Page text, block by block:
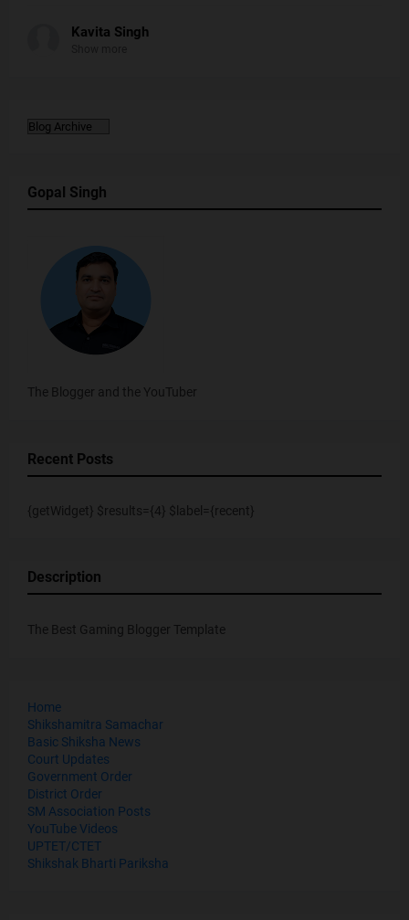
Kavita Singh
Gopal Singh
The Blogger and the YouTuber
Recent Posts
{getWidget} $results={4} $label={recent}
Description
The Best Gaming Blogger Template
Home
Shikshamitra Samachar
Basic Shiksha News
Court Updates
Government Order
District Order
SM Association Posts
YouTube Videos
UPTET/CTET
Shikshak Bharti Pariksha